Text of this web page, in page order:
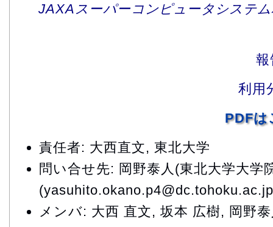
JAXAスーパーコンピュータシステ
報
利用
PDFは
責任者: 大西直文, 東北大学
問い合せ先: 岡野泰人(東北大学大学
メンバ: 大西 直文, 坂本 広樹, 岡野